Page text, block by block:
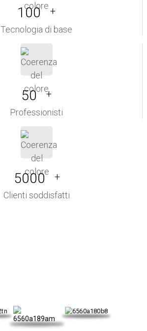
100 +
Tecnologia di base
50 +
Professionisti
5000 +
Clienti soddisfatti